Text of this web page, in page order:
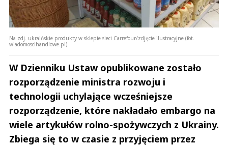
Na zdj. ukraińskie produkty w sklepie sieci Carrefour/zdjęcie ilustracyjne (fot.
wiadomoscihandlowe.pl)
W Dzienniku Ustaw opublikowane zostało
rozporządzenie ministra rozwoju i
technologii uchylające wcześniejsze
rozporządzenie, które nakładało embargo na
wiele artykułów rolno-spożywczych z Ukrainy.
Zbiega się to w czasie z przyjęciem przez